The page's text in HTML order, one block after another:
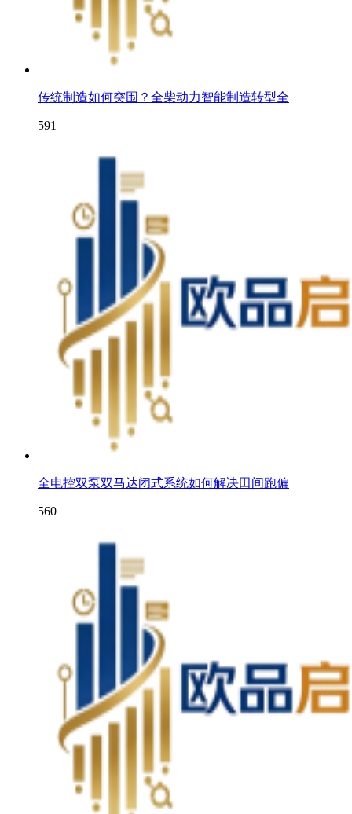
传统制造如何突围？全柴动力智能制造转型全
591
全电控双泵双马达闭式系统如何解决田间跑偏
560